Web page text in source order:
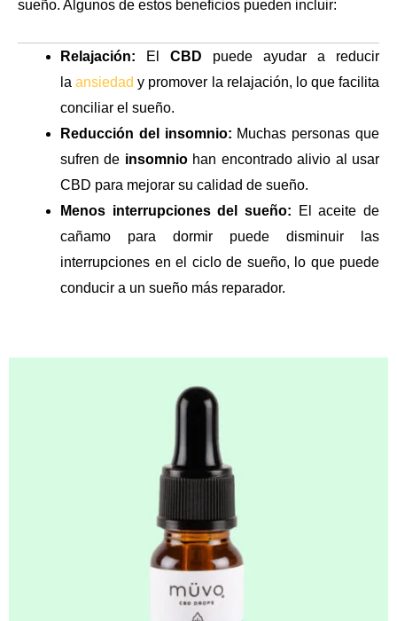
sueño. Algunos de estos beneficios pueden incluir:
Relajación: El CBD puede ayudar a reducir
laansiedad y promover la relajación, lo que facilita
conciliar el sueño.
Reducción del insomnio: Muchas personas que
sufren de insomniohan encontrado alivio al usar
CBD para mejorar su calidad de sueño.
Menos interrupciones del sueño: El aceite de
cañamo para dormir puede disminuir las
interrupciones en el ciclo de sueño, lo que puede
conducir a un sueño más reparador.